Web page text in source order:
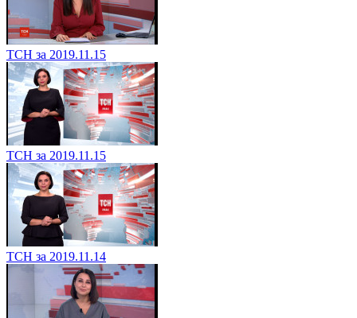
ТСН за 2019.11.15
ТСН за 2019.11.15
ТСН за 2019.11.14